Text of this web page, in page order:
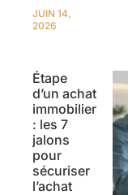
JUIN 14,
2026
Étape
d’un achat
immobilier
: les 7
jalons
pour
sécuriser
l’achat